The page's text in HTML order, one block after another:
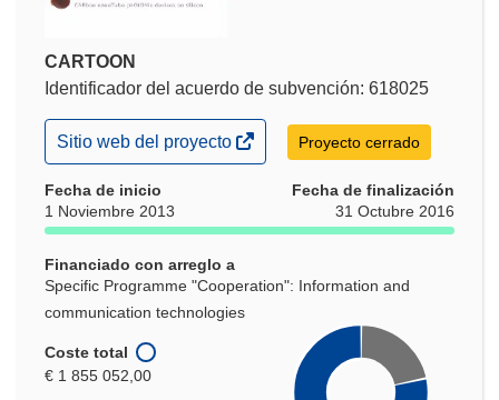
CARTOON
Identificador del acuerdo de subvención: 618025
(se
abrirá
una
nueva
ventana)
Sitio web del proyecto Proyecto cerrado
Fecha de inicio
1 Noviembre 2013
Fecha de finalización
31 Octubre 2016
Financiado con arreglo a
Specific Programme "Cooperation": Information and
communication technologies
Coste total
€ 1 855 052,00